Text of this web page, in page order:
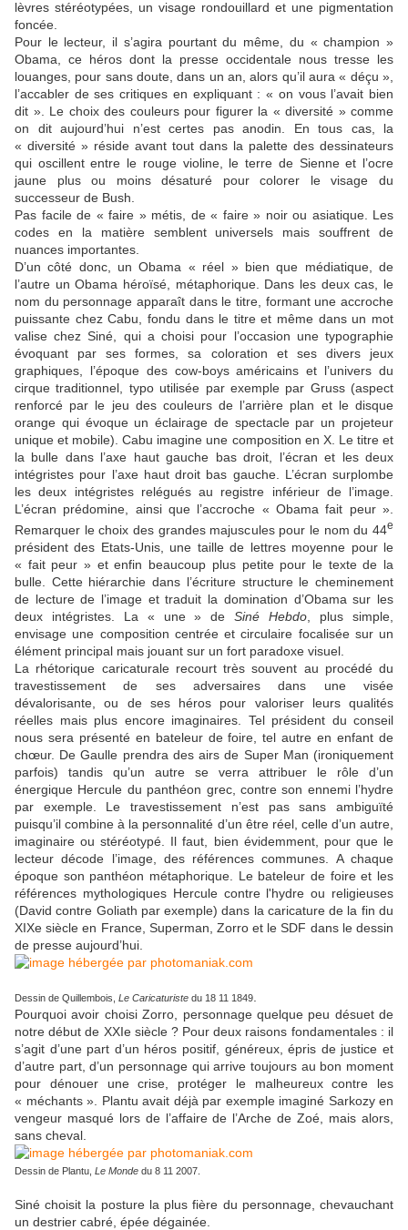
lèvres stéréotypées, un visage rondouillard et une pigmentation
foncée.
Pour le lecteur, il s’agira pourtant du même, du « champion »
Obama, ce héros dont la presse occidentale nous tresse les
louanges, pour sans doute, dans un an, alors qu’il aura « déçu »,
l’accabler de ses critiques en expliquant : « on vous l’avait bien
dit ». Le choix des couleurs pour figurer la « diversité » comme
on dit aujourd’hui n’est certes pas anodin. En tous cas, la
« diversité » réside avant tout dans la palette des dessinateurs
qui oscillent entre le rouge violine, le terre de Sienne et l’ocre
jaune plus ou moins désaturé pour colorer le visage du
successeur de Bush.
Pas facile de « faire » métis, de « faire » noir ou asiatique. Les
codes en la matière semblent universels mais souffrent de
nuances importantes.
D’un côté donc, un Obama « réel » bien que médiatique, de
l’autre un Obama héroïsé, métaphorique. Dans les deux cas, le
nom du personnage apparaît dans le titre, formant une accroche
puissante chez Cabu, fondu dans le titre et même dans un mot
valise chez Siné, qui a choisi pour l’occasion une typographie
évoquant par ses formes, sa coloration et ses divers jeux
graphiques, l’époque des cow-boys américains et l’univers du
cirque traditionnel, typo utilisée par exemple par Gruss (aspect
renforcé par le jeu des couleurs de l’arrière plan et le disque
orange qui évoque un éclairage de spectacle par un projeteur
unique et mobile). Cabu imagine une composition en X. Le titre et
la bulle dans l’axe haut gauche bas droit, l’écran et les deux
intégristes pour l’axe haut droit bas gauche. L’écran surplombe
les deux intégristes relégués au registre inférieur de l’image.
L’écran prédomine, ainsi que l’accroche « Obama fait peur ».
Remarquer le choix des grandes majuscules pour le nom du 44e
président des Etats-Unis, une taille de lettres moyenne pour le
« fait peur » et enfin beaucoup plus petite pour le texte de la
bulle. Cette hiérarchie dans l’écriture structure le cheminement
de lecture de l’image et traduit la domination d’Obama sur les
deux intégristes. La « une » deSiné Hebdo , plus simple,
envisage une composition centrée et circulaire focalisée sur un
élément principal mais jouant sur un fort paradoxe visuel.
La rhétorique caricaturale recourt très souvent au procédé du
travestissement de ses adversaires dans une visée
dévalorisante, ou de ses héros pour valoriser leurs qualités
réelles mais plus encore imaginaires. Tel président du conseil
nous sera présenté en bateleur de foire, tel autre en enfant de
chœur. De Gaulle prendra des airs de Super Man (ironiquement
parfois) tandis qu’un autre se verra attribuer le rôle d’un
énergique Hercule du panthéon grec, contre son ennemi l’hydre
par exemple. Le travestissement n’est pas sans ambiguïté
puisqu’il combine à la personnalité d’un être réel, celle d’un autre,
imaginaire ou stéréotypé. Il faut, bien évidemment, pour que le
lecteur décode l’image, des références communes. A chaque
époque son panthéon métaphorique. Le bateleur de foire et les
références mythologiques Hercule contre l'hydre ou religieuses
(David contre Goliath par exemple) dans la caricature de la fin du
XIXe siècle en France, Superman, Zorro et le SDF dans le dessin
de presse aujourd’hui.
Dessin de Quillembois, Le Caricaturiste du 18 11 1849
Pourquoi avoir choisi Zorro, personnage quelque peu désuet de
notre début de XXIe siècle ? Pour deux raisons fondamentales : il
s’agit d’une part d’un héros positif, généreux, épris de justice et
d’autre part, d’un personnage qui arrive toujours au bon moment
pour dénouer une crise, protéger le malheureux contre les
« méchants ». Plantu avait déjà par exemple imaginé Sarkozy en
vengeur masqué lors de l’affaire de l’Arche de Zoé, mais alors,
sans cheval.
Dessin de Plantu, Le Monde du 8 11 2007.
Siné choisit la posture la plus fière du personnage, chevauchant
un destrier cabré, épée dégainée.